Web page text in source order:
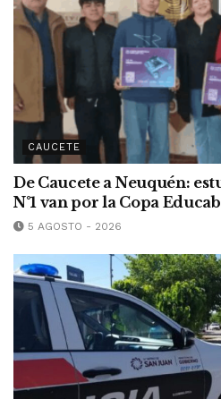
CAUCETE
De Caucete a Neuquén:
N°1 van por la Copa
5 AGOSTO - 2026